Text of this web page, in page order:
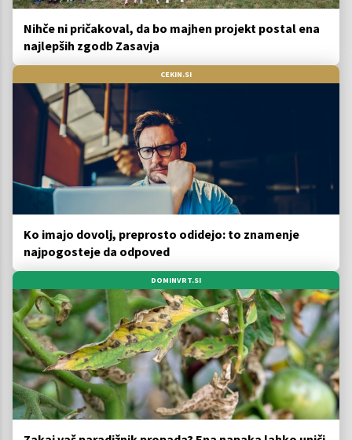
Nihče ni pričakoval, da bo majhen projekt postal ena
najlepših zgodb Zasavja
CEKIN.SI
Ko imajo dovolj, preprosto odidejo: to znamenje
najpogosteje da odpoved
DOMINVRT.SI